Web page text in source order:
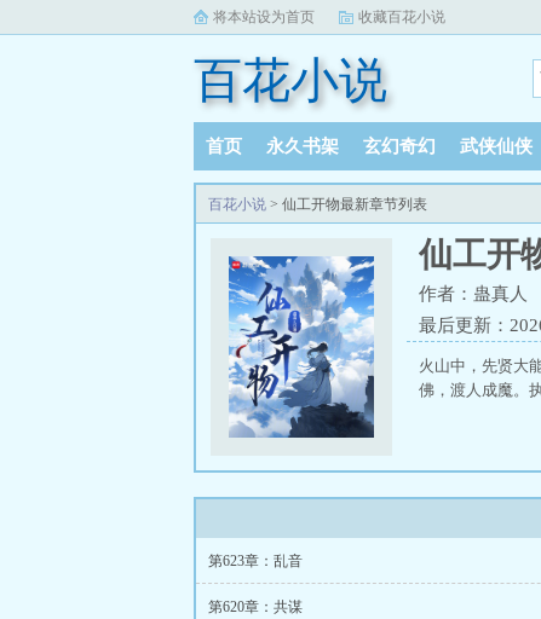
将本站设为首页 收藏百花小说
百花小说
首页 永久书架 玄幻奇幻 武侠仙侠
百花小说 > 仙工开物最新章节列表
仙工开
作者：蛊真人
最后更新：
火山中，先贤大
佛，渡人成魔。
第623章：乱音
第620章：共谋